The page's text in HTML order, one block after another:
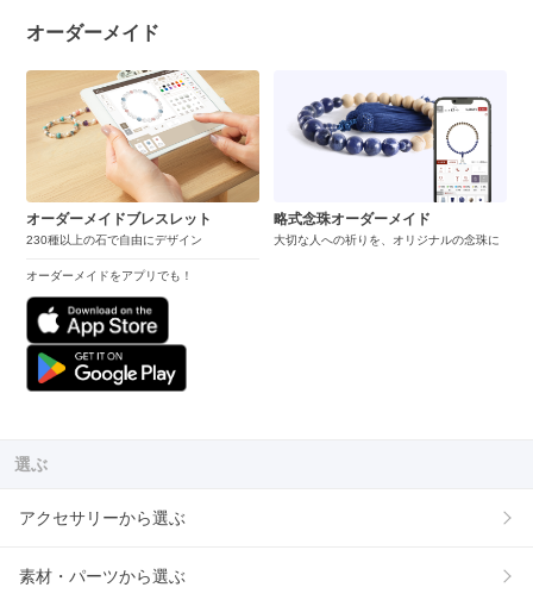
オーダーメイド
オーダーメイドブレスレット
230種以上の石で自由にデザイン
オーダーメイドをアプリでも！
略式念珠オーダーメイド
大切な人への祈りを、オリジナルの念珠に
選ぶ
アクセサリーから選ぶ
素材・パーツから選ぶ